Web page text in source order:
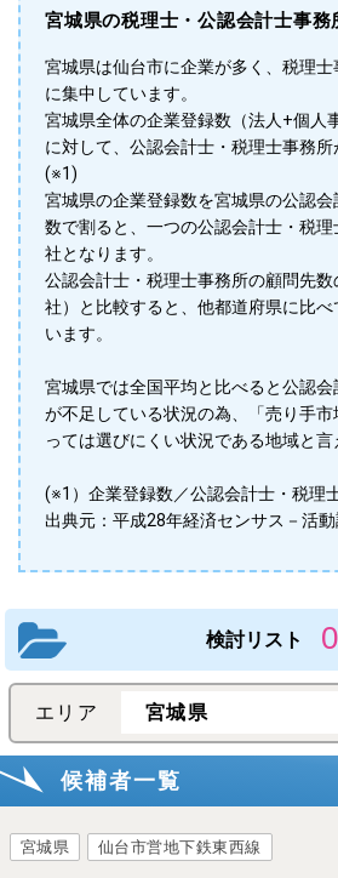
宮城県の税理士・公認会計士事務
宮城県は仙台市に企業が多く、税理
に集中しています。
宮城県全体の企業登録数（法人+個人
に対して、公認会計士・税理士事務所
(※1)
宮城県の企業登録数を宮城県の公認
数で割ると、一つの公認会計士・税
社となります。
公認会計士・税理士事務所の顧問先
社）と比較すると、他都道府県に比
います。
宮城県では全国平均と比べると公認
が不足している状況の為、「売り手市
っては選びにくい状況である地域と言
(※1）企業登録数／公認会計士・税理
出典元：平成28年経済センサス－活動
検討リスト 0
エリア 宮城県
候補者一覧
宮城県 仙台市営地下鉄東西線